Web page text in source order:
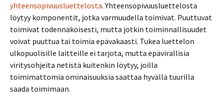
yhteensopivuusluettelosta. Yhteensopivuusluettelosta
löytyy komponentit, jotka varmuudella toimivat. Puuttuvat
toimivat todennäköisesti, mutta jotkin toiminnallisuudet
voivat puuttua tai toimia epävakaasti. Tukea luettelon
ulkopuolisille laitteille ei tarjota, mutta epävirallisia
viritysohjeita netistä kuitenkin löytyy, joilla
toimimattomia ominaisuuksia saattaa hyvällä tuurilla
saada toimimaan.